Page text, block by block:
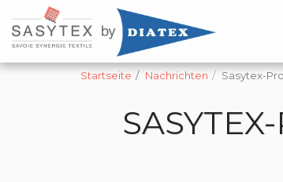
Startseite Nachrichten Sasytex-